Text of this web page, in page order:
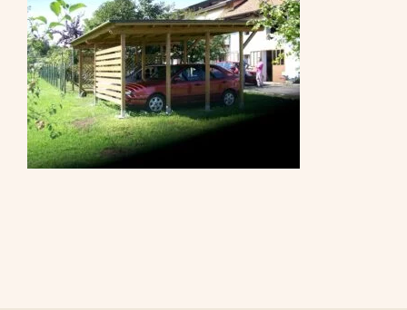
CERTIFICAZIONI
CONTATTI